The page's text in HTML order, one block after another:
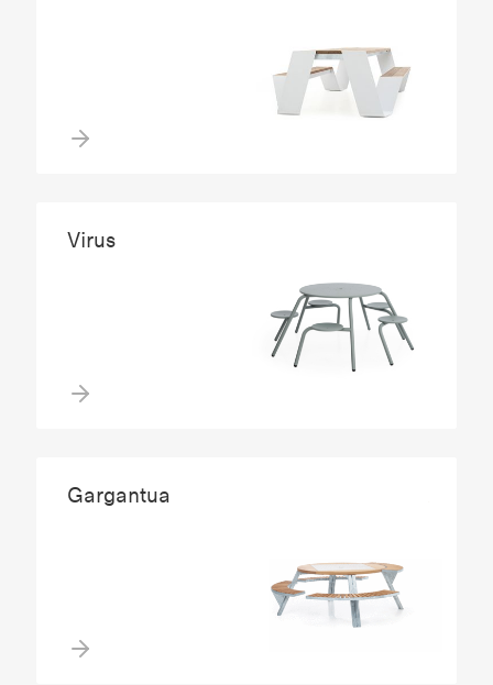
Virus
Gargantua